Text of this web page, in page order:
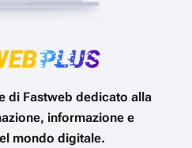
di Fastweb dedicato alla
informazione e
mondo digitale.